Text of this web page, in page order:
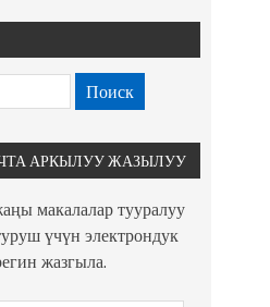
АРКЫЛУУ ЖАЗЫЛУУ
макалалар тууралуу
үчүн электрондук
жазгыла.